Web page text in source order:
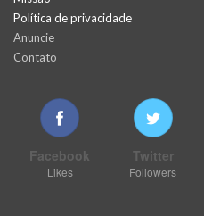
Política de privacidade
Anuncie
Contato
Facebook
Likes
Twitter
Followers